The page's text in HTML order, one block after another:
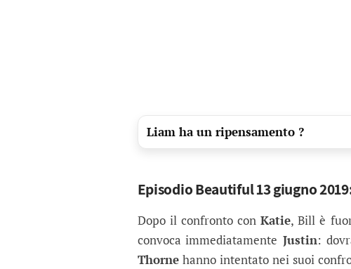
Liam ha un ripensamento ?
Episodio Beautiful 13 giugno
Dopo il confronto conKatie, Bill è
convoca immediatamente Justin:
Thornehanno intentato nei suoi